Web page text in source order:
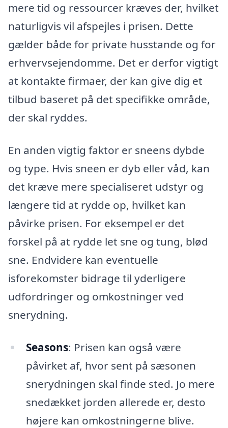
mere tid og ressourcer kræves der, hvilket
naturligvis vil afspejles i prisen. Dette
gælder både for private husstande og for
erhvervsejendomme. Det er derfor vigtigt
at kontakte firmaer, der kan give dig et
tilbud baseret på det specifikke område,
der skal ryddes.
En anden vigtig faktor er sneens dybde
og type. Hvis sneen er dyb eller våd, kan
det kræve mere specialiseret udstyr og
længere tid at rydde op, hvilket kan
påvirke prisen. For eksempel er det
forskel på at rydde let sne og tung, blød
sne. Endvidere kan eventuelle
isforekomster bidrage til yderligere
udfordringer og omkostninger ved
snerydning.
Seasons: Prisen kan også være
påvirket af, hvor sent på sæsonen
snerydningen skal finde sted. Jo mere
snedækket jorden allerede er, desto
højere kan omkostningerne blive.